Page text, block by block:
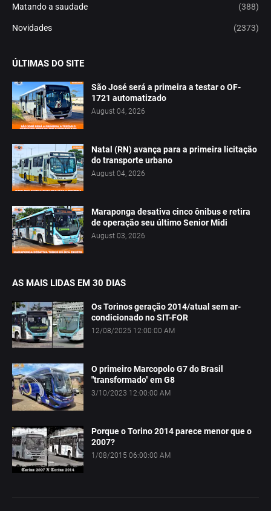
Matando a saudade (388)
Novidades (2373)
ÚLTIMAS DO SITE
São José será a primeira a testar o OF-
1721 automatizado
August 04, 2026
Natal (RN) avança para a primeira licitação
do transporte urbano
August 04, 2026
Maraponga desativa cinco ônibus e retira
de operação seu último Senior Midi
August 03, 2026
AS MAIS LIDAS EM 30 DIAS
Os Torinos geração 2014/atual sem ar-
condicionado no SIT-FOR
12/08/2025 12:00:00 AM
O primeiro Marcopolo G7 do Brasil
"transformado" em G8
3/10/2023 12:00:00 AM
Porque o Torino 2014 parece menor que o
2007?
1/08/2015 06:00:00 AM